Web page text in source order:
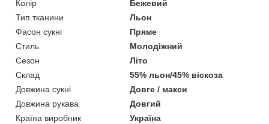
Колір
Бежевий
Тип тканини
Льон
Фасон сукні
Пряме
Стиль
Молодіжний
Сезон
Літо
Склад
55% льон/45% віскоза
Довжина сукні
Довге / макси
Довжина рукава
Довгий
Країна виробник
Україна